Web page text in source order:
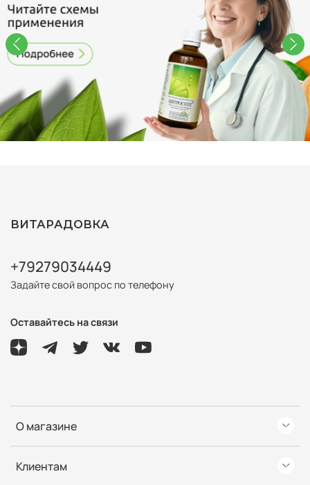
О магазине
Клиентам
ВИТАРАДОВКА
+79279034449
Задайте свой вопрос по телефону
Оставайтесь на связи